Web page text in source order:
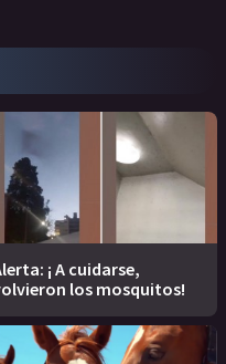
¡ A cuidarse,
los mosquitos!